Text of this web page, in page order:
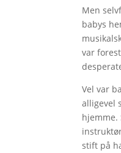
Men
babys
var
Vel var
alligevel
stift på